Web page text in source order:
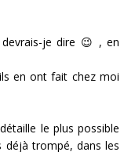
je dire 😉 , en
en ont fait chez moi
le plus possible
trompé, dans les